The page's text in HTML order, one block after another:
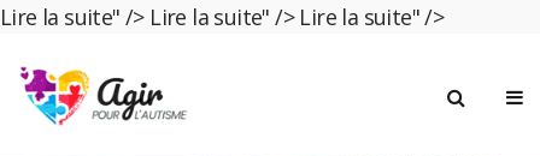
Lire la suite" /> Lire la suite" /> Lire la suite" />